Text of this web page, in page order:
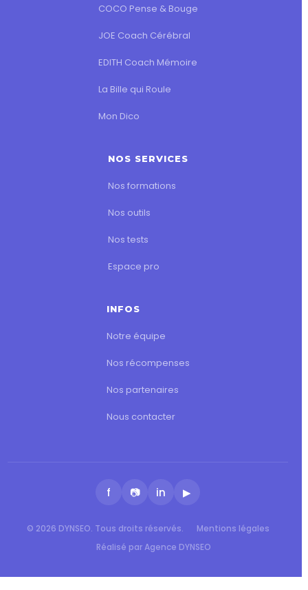
COCO Pense & Bouge
JOE Coach Cérébral
EDITH Coach Mémoire
La Bille qui Roule
Mon Dico
NOS SERVICES
Nos formations
Nos outils
Nos tests
Espace pro
INFOS
Notre équipe
Nos récompenses
Nos partenaires
Nous contacter
f 📷 in ▶
© 2026 DYNSEO. Tous droits réservés.
Mentions légales
Réalisé par Agence DYNSEO